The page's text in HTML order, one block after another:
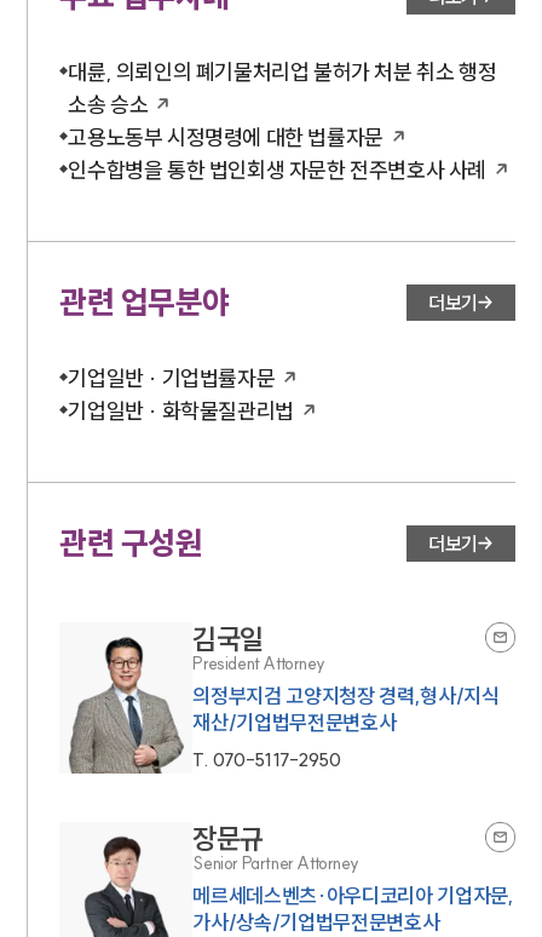
대륜, 의뢰인의 폐기물처리업 불허가 처분 취소 행정
소송 승소
고용노동부 시정명령에 대한 법률자문
인수합병을 통한 법인회생 자문한 전주변호사 사례
관련 업무분야 더보기
기업일반 · 기업법률자문
기업일반 · 화학물질관리법
관련 구성원 더보기
김국일
President Attorney
의정부지검 고양지청장 경력,형사/지식
재산/기업법무전문변호사
T. 070-5117-2950
장문규
Senior Partner Attorney
메르세데스벤츠·아우디코리아 기업자문,
가사/상속/기업법무전문변호사